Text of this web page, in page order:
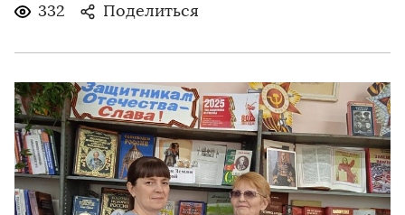
332 Поделиться